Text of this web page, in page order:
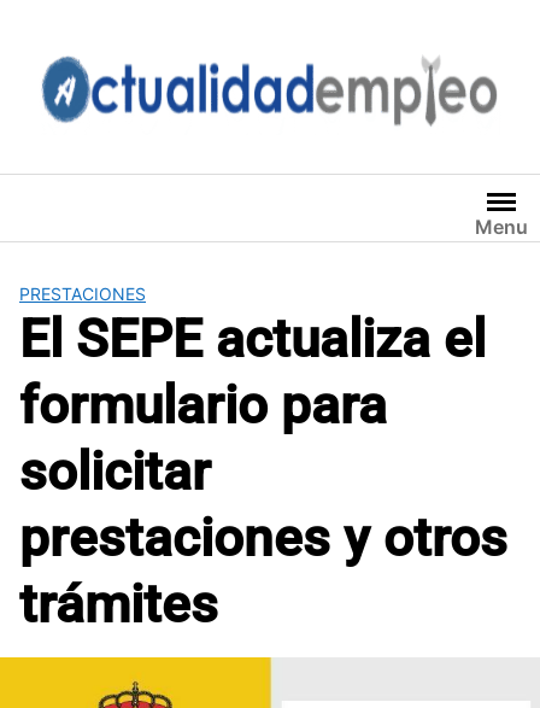
contenido
Menu
PRESTACIONES
El SEPE actualiza el
formulario para
solicitar
prestaciones y otros
trámites